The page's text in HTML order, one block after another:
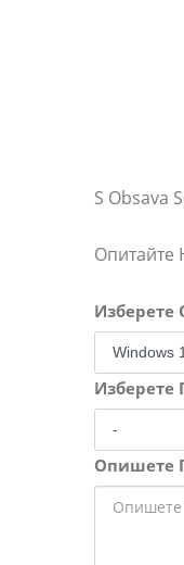
S Obsava
Опитайте
Изберете
Изберете
Опишете